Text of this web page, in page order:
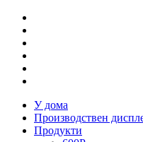
У дома
Производствен
Продукти